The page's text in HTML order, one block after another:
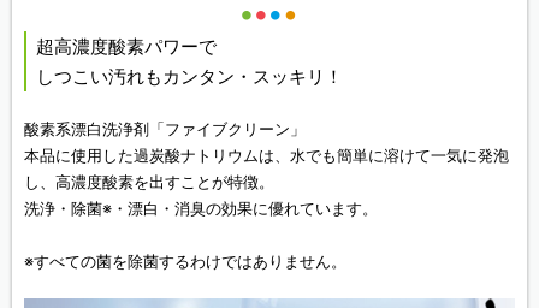
超高濃度酸素パワーで
しつこい汚れもカンタン・スッキリ！
酸素系漂白洗浄剤「ファイブクリーン」
本品に使用した過炭酸ナトリウムは、水でも簡単に溶けて一気に発泡
し、高濃度酸素を出すことが特徴。
洗浄・除菌※・漂白・消臭の効果に優れています。
※すべての菌を除菌するわけではありません。